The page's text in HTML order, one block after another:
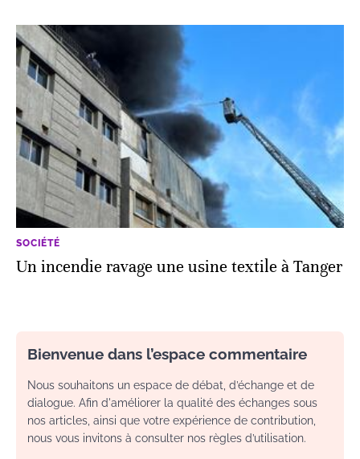
SOCIÉTÉ
Un incendie ravage une usine textile à Tanger
Bienvenue dans l’espace commentaire
Nous souhaitons un espace de débat, d’échange et de
dialogue. Afin d'améliorer la qualité des échanges sous
nos articles, ainsi que votre expérience de contribution,
nous vous invitons à consulter nos règles d’utilisation.